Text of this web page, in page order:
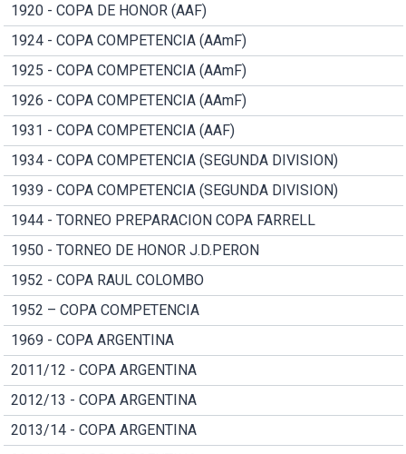
1920 - COPA DE HONOR (AAF)
1924 - COPA COMPETENCIA (AAmF)
1925 - COPA COMPETENCIA (AAmF)
1926 - COPA COMPETENCIA (AAmF)
1931 - COPA COMPETENCIA (AAF)
1934 - COPA COMPETENCIA (SEGUNDA DIVISION)
1939 - COPA COMPETENCIA (SEGUNDA DIVISION)
1944 - TORNEO PREPARACION COPA FARRELL
1950 - TORNEO DE HONOR J.D.PERON
1952 - COPA RAUL COLOMBO
1952 – COPA COMPETENCIA
1969 - COPA ARGENTINA
2011/12 - COPA ARGENTINA
2012/13 - COPA ARGENTINA
2013/14 - COPA ARGENTINA